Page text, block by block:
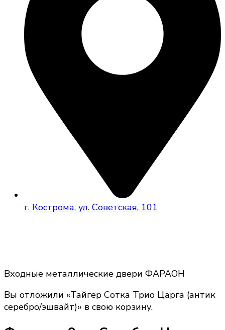
г. Кострома, ул. Советская, 101
Входные металлические двери ФАРАОН
Вы отложили «Тайгер Сотка Трио Царга (антик
серебро/эшвайт)» в свою корзину.